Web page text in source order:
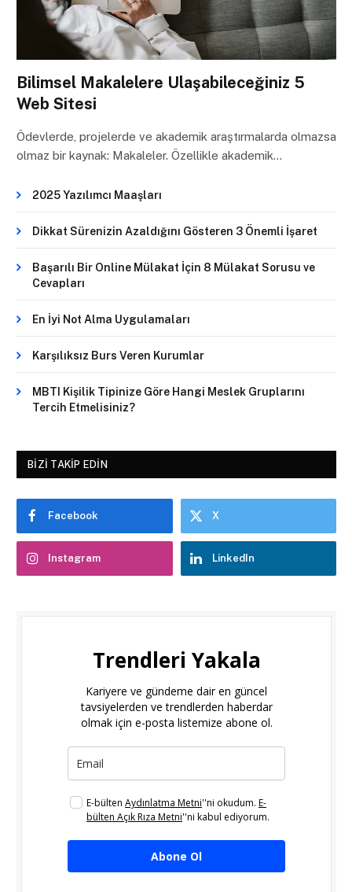
Bilimsel Makalelere Ulaşabileceğiniz 5
Web Sitesi
Ödevlerde, projelerde ve akademik araştırmalarda olmazsa
olmaz bir kaynak: Makaleler. Özellikle akademik…
2025 Yazılımcı Maaşları
Dikkat Sürenizin Azaldığını Gösteren 3 Önemli İşaret
Başarılı Bir Online Mülakat İçin 8 Mülakat Sorusu ve
Cevapları
En İyi Not Alma Uygulamaları
Karşılıksız Burs Veren Kurumlar
MBTI Kişilik Tipinize Göre Hangi Meslek Gruplarını
Tercih Etmelisiniz?
BIZI TAKIP EDIN
Facebook X
Instagram LinkedIn
Trendleri Yakala
Kariyere ve gündeme dair en güncel
tavsiyelerden ve trendlerden haberdar
olmak için e-posta listemize abone ol.
E-bülten Aydınlatma Metni''ni okudum. E-
bülten Açık Rıza Metni''ni kabul ediyorum.
Abone Ol